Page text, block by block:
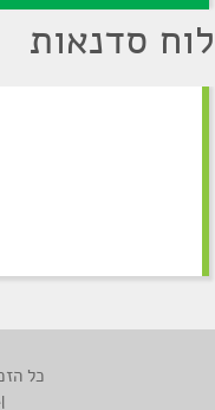
לוח סדנאות
כל